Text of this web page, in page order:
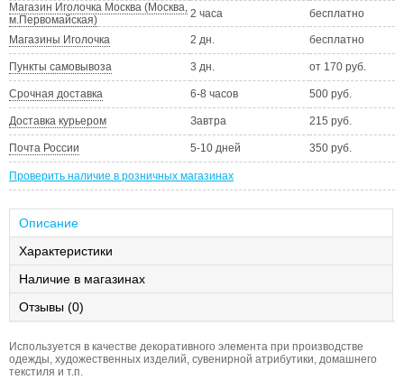
Магазин Иголочка Москва (Москва,
м.Первомайская)
2 часа бесплатно
Магазины Иголочка 2 дн. бесплатно
Пункты самовывоза 3 дн. от 170 руб.
Срочная доставка 6-8 часов 500 руб.
Доставка курьером Завтра 215 руб.
Почта России 5-10 дней 350 руб.
Проверить наличие в розничных магазинах
Описание
Характеристики
Наличие в магазинах
Отзывы (0)
Используется в качестве декоративного элемента при производстве
одежды, художественных изделий, сувенирной атрибутики, домашнего
текстиля и т.п.